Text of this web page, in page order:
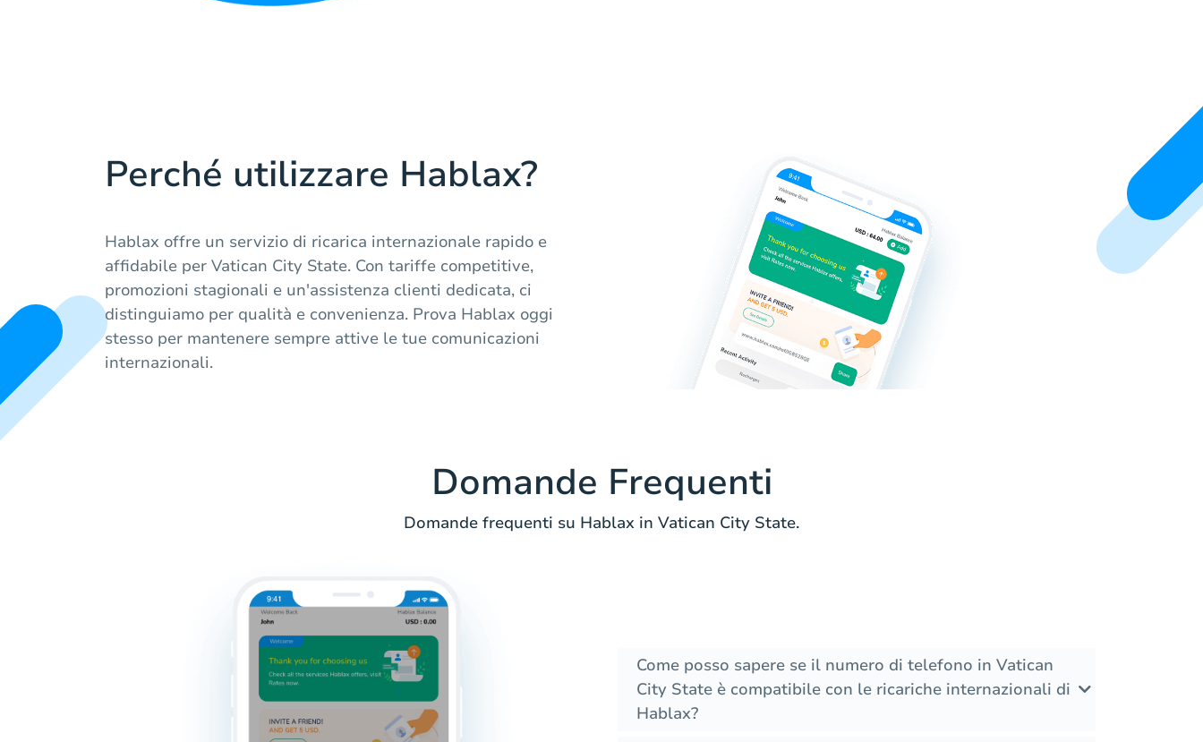
Perché utilizzare Hablax?
Hablax offre un servizio di ricarica internazionale rapido e
affidabile per Vatican City State. Con tariffe competitive,
promozioni stagionali e un'assistenza clienti dedicata, ci
distinguiamo per qualità e convenienza. Prova Hablax oggi
stesso per mantenere sempre attive le tue comunicazioni
internazionali.
Domande Frequenti
Domande frequenti su Hablax in Vatican City State.
Come posso sapere se il numero di telefono in Vatican
City State è compatibile con le ricariche internazionali di
Hablax?